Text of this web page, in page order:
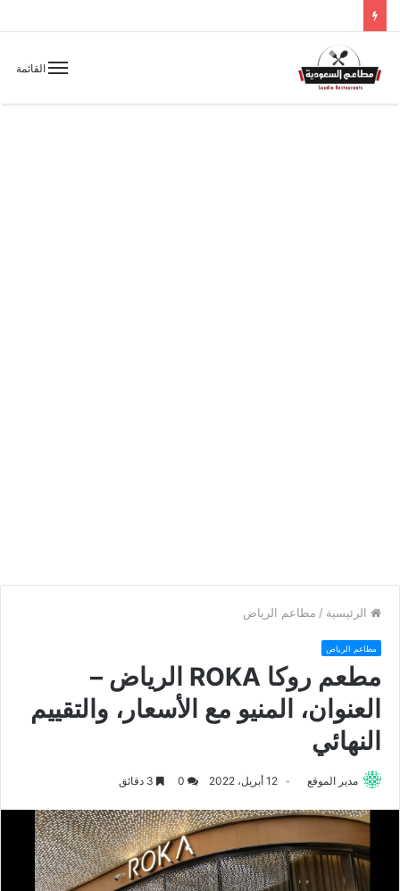
القائمة
الرئيسية / مطاعم الرياض
مطاعم الرياض
مطعم روكا ROKA الرياض –
العنوان، المنيو مع الأسعار، والتقييم
النهائي
مدير الموقع 12 أبريل، 2022